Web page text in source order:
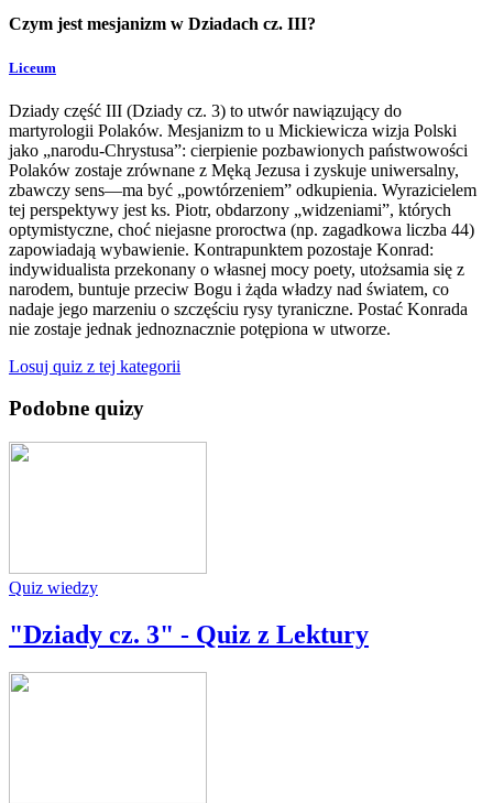
Czym jest mesjanizm w Dziadach cz. III?
Liceum
Dziady część III (Dziady cz. 3) to utwór nawiązujący do
martyrologii Polaków. Mesjanizm to u Mickiewicza wizja Polski
jako „narodu-Chrystusa”: cierpienie pozbawionych państwowości
Polaków zostaje zrównane z Męką Jezusa i zyskuje uniwersalny,
zbawczy sens—ma być „powtórzeniem” odkupienia. Wyrazicielem
tej perspektywy jest ks. Piotr, obdarzony „widzeniami”, których
optymistyczne, choć niejasne proroctwa (np. zagadkowa liczba 44)
zapowiadają wybawienie. Kontrapunktem pozostaje Konrad:
indywidualista przekonany o własnej mocy poety, utożsamia się z
narodem, buntuje przeciw Bogu i żąda władzy nad światem, co
nadaje jego marzeniu o szczęściu rysy tyraniczne. Postać Konrada
nie zostaje jednak jednoznacznie potępiona w utworze.
Losuj quiz z tej kategorii
Podobne quizy
Quiz wiedzy
"Dziady cz. 3" - Quiz z Lektury